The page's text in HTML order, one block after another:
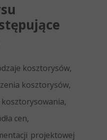
kosztorysów,
kosztorysów,
cen,
projektowej